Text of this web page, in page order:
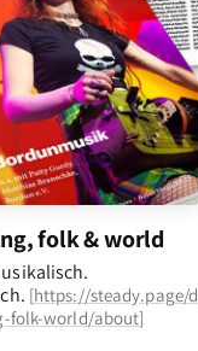
folk & world
[https://steady.page/d
folk-world/about]